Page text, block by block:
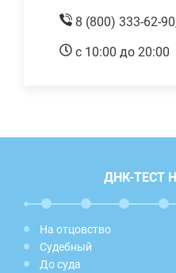
8 (800) 333-62-
с 10:00 до 20:00
ДНК-ТЕСТ
На отцовство
Судебный
До суда